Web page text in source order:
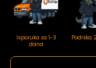
Isporuka za 1-3
dana
Podrška